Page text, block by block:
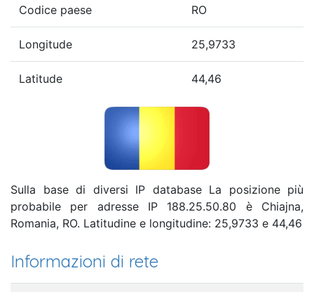
Codice paese RO
Longitude 25,9733
Latitude 44,46
Sulla base di diversi IP database La posizione più
probabile per adresse IP 188.25.50.80 è Chiajna,
Romania, RO. Latitudine e longitudine: 25,9733 e 44,46
Informazioni di rete